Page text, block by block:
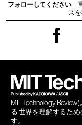
フォローしてください
ス
MIT Technology
る 世界を理解するた
す。